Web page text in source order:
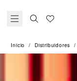
Inicio Distribuidores